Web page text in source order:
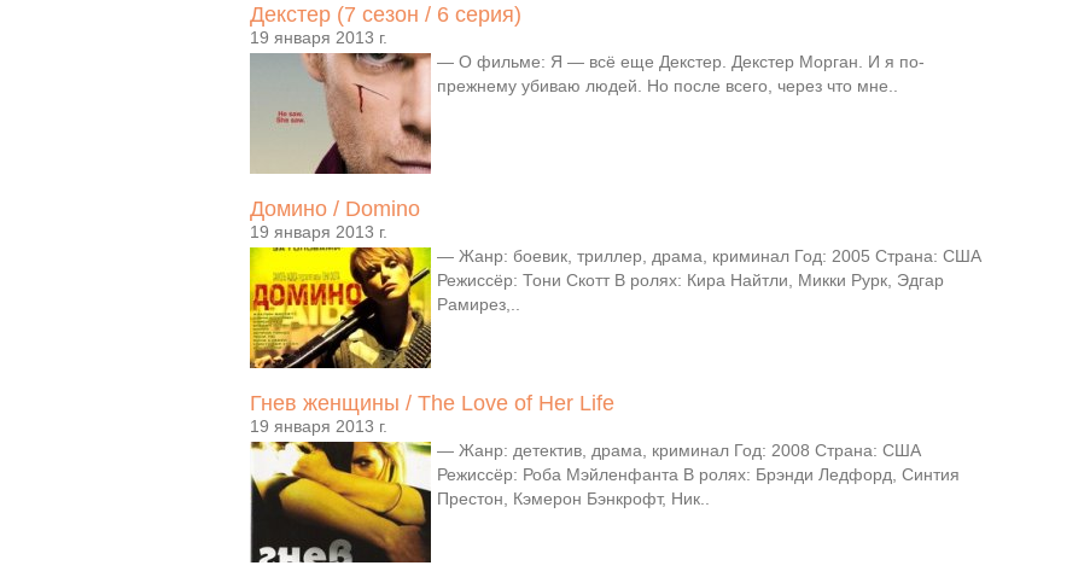
Декстер (7 сезон / 6 серия)
19 января 2013 г.
— О фильме: Я — всё еще Декстер. Декстер Морган. И я по-
прежнему убиваю людей. Но после всего, через что мне..
Домино / Domino
19 января 2013 г.
— Жанр: боевик, триллер, драма, криминал Год: 2005 Страна: США
Режиссёр: Тони Скотт В ролях: Кира Найтли, Микки Рурк, Эдгар
Рамирез,..
Гнев женщины / The Love of Her Life
19 января 2013 г.
— Жанр: детектив, драма, криминал Год: 2008 Страна: США
Режиссёр: Роба Мэйленфанта В ролях: Брэнди Ледфорд, Синтия
Престон, Кэмерон Бэнкрофт, Ник..